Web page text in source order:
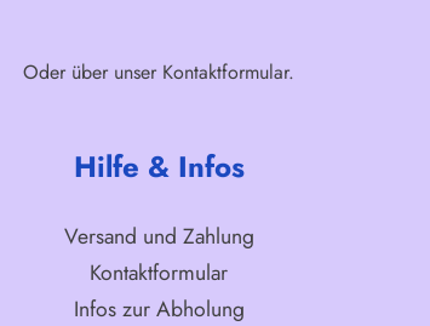
Oder über unser Kontaktformular.
Hilfe & Infos
Versand und Zahlung
Kontaktformular
Infos zur Abholung